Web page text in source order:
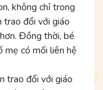
không chỉ trong
trao đổi với giáo
Đồng thời, bé
mẹ có mối liên hệ
trao đổi với giáo